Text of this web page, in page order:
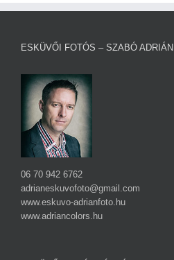
ESKÜVŐI FOTÓS – SZABÓ ADRIÁN
06 70 942 6762
adrianeskuvofoto@gmail.com
www.eskuvo-adrianfoto.hu
www.adriancolors.hu